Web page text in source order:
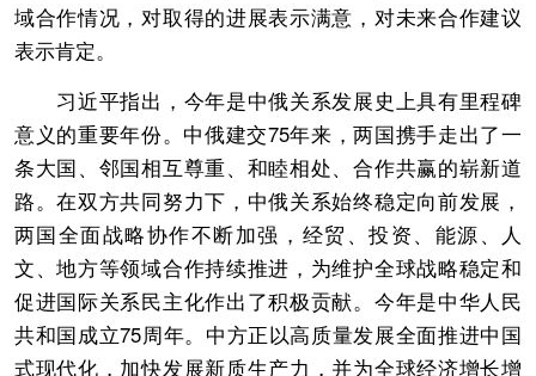
域合作情况，对取得的进展表示满意，对未来合作建议
表示肯定。
习近平指出，今年是中俄关系发展史上具有里程碑
意义的重要年份。中俄建交75年来，两国携手走出了一
条大国、邻国相互尊重、和睦相处、合作共赢的崭新道
路。在双方共同努力下，中俄关系始终稳定向前发展，
两国全面战略协作不断加强，经贸、投资、能源、人
文、地方等领域合作持续推进，为维护全球战略稳定和
促进国际关系民主化作出了积极贡献。今年是中华人民
共和国成立75周年。中方正以高质量发展全面推进中国
式现代化，加快发展新质生产力，并为全球经济增长增